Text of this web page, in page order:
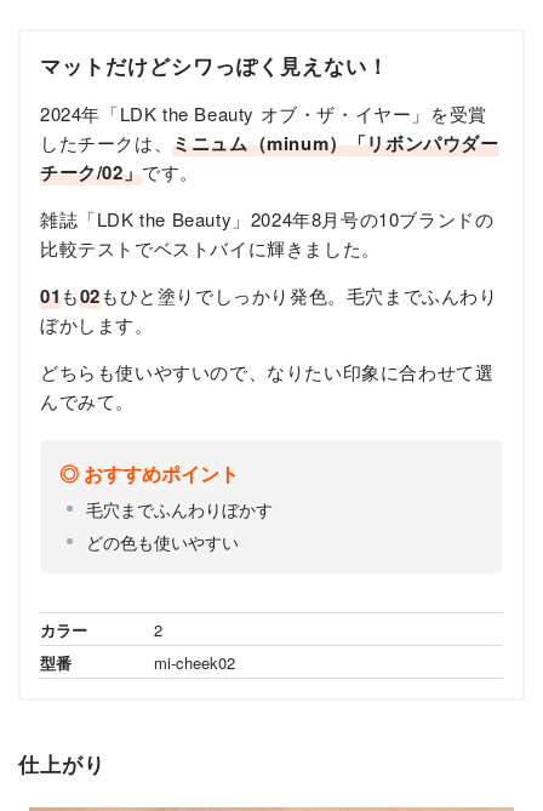
マットだけどシワっぽく見えない！
2024年「LDK the Beauty オブ・ザ・イヤー」を受賞
したチークは、ミニュム（minum）「リボンパウダー
チーク/02」です。
雑誌「LDK the Beauty」2024年8月号の10ブランドの
比較テストでベストバイに輝きました。
01も02もひと塗りでしっかり発色。毛穴までふんわり
ぼかします。
どちらも使いやすいので、なりたい印象に合わせて選
んでみて。
おすすめポイント
毛穴までふんわりぼかす
どの色も使いやすい
カラー
2
型番
mi-cheek02
仕上がり